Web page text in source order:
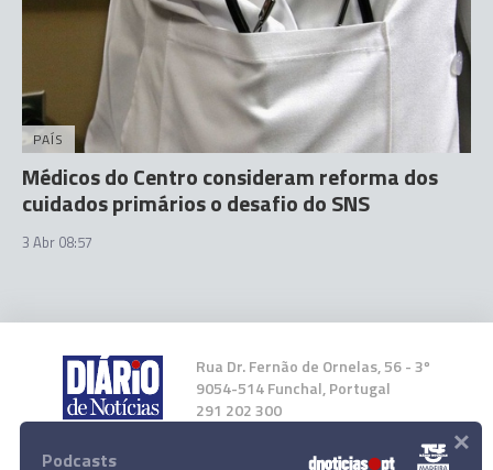
PAÍS
Médicos do Centro consideram reforma dos
cuidados primários o desafio do SNS
3 Abr 08:57
Rua Dr. Fernão de Ornelas, 56 - 3º
9054-514 Funchal, Portugal
291 202 300
Instale a nossa App
Podcasts ×